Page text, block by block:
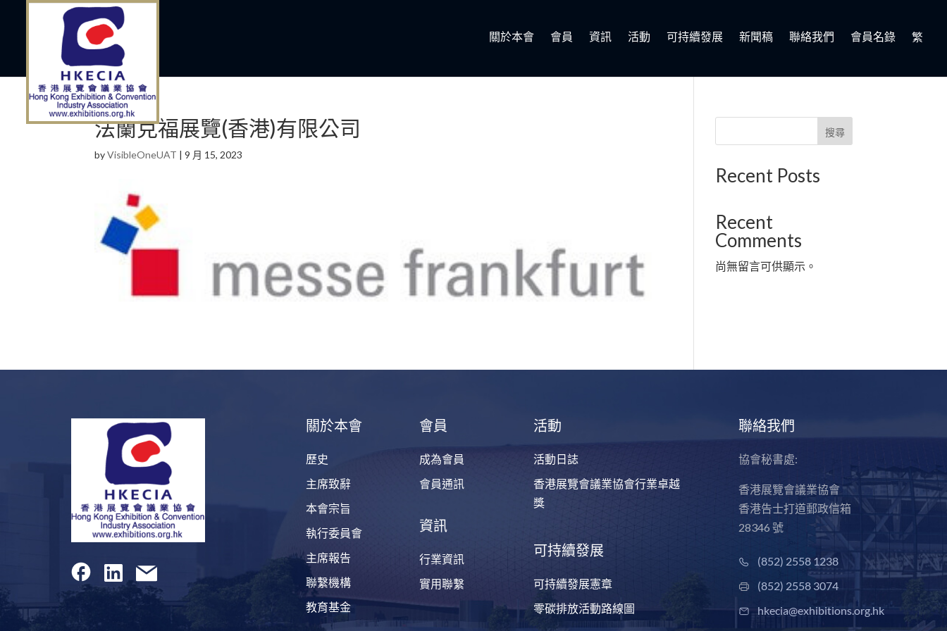
關於本會 會員 資訊 活動 可持續發展 新聞稿 聯絡我們 會員名錄 繁
法蘭克福展覽(香港)有限公司
byVisibleOneUAT |9 月 15, 2023
搜尋
Recent Posts
Recent
Comments
尚無留言可供顯示。
關於本會
歷史
主席致辭
本會宗旨
執行委員會
主席報告
聯繫機構
教育基金
會員
成為會員
會員通訊
資訊
行業資訊
實用聯繫
活動
活動日誌
香港展覽會議業協會行業卓越
獎
可持續發展
可持續發展憲章
零碳排放活動路線圖
聯絡我們
協會秘書處:
香港展覽會議業協會
香港告士打道郵政信箱
28346 號
(852) 2558 1238
(852) 2558 3074
hkecia@exhibitions.org.hk